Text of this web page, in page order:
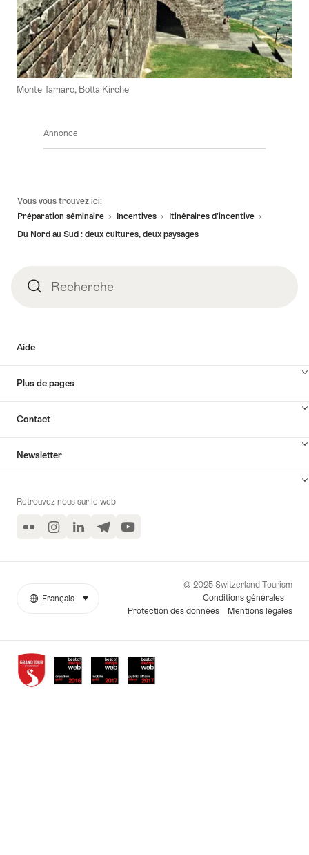
Monte Tamaro, Botta Kirche
Annonce
Vous vous trouvez ici:
Préparation séminaire
Incentives
Itinéraires d'incentive
Du Nord au Sud : deux cultures, deux paysages
RechercheRecherche
Aide
Plus de pages
Contact
Newsletter
Retrouvez-nous sur le web
Flickr InstagramLinkedInTelegramYouTube
Awards
More
© 2025 Switzerland Tourism
Conditions générales
Protection des données
Mentions légales
Langue
Français sélectionner (cliquer pour afficher)